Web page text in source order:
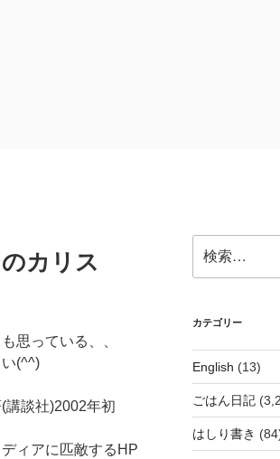
カリス
思っている、、
(^^)
講談社)2002年初
ィアに匹敵するHP
索:
カテゴリー
English (13)
ごはん日記
はしり書き